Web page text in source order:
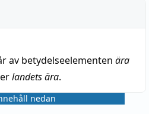
av betydelseelementen ära
landets ära.
nedan